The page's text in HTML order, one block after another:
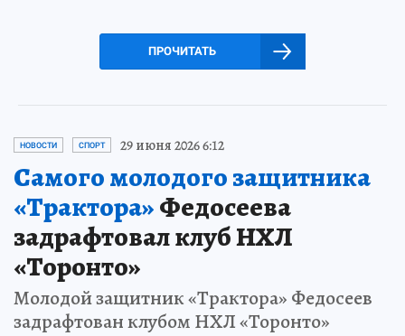
ПРОЧИТАТЬ
НОВОСТИ СПОРТ 29 июня 2026 6:12
Самого молодого защитника
«Трактора»Федосеева
задрафтовал клуб НХЛ
«Торонто»
Молодой защитник «Трактора» Федосеев
задрафтован клубом НХЛ «Торонто»